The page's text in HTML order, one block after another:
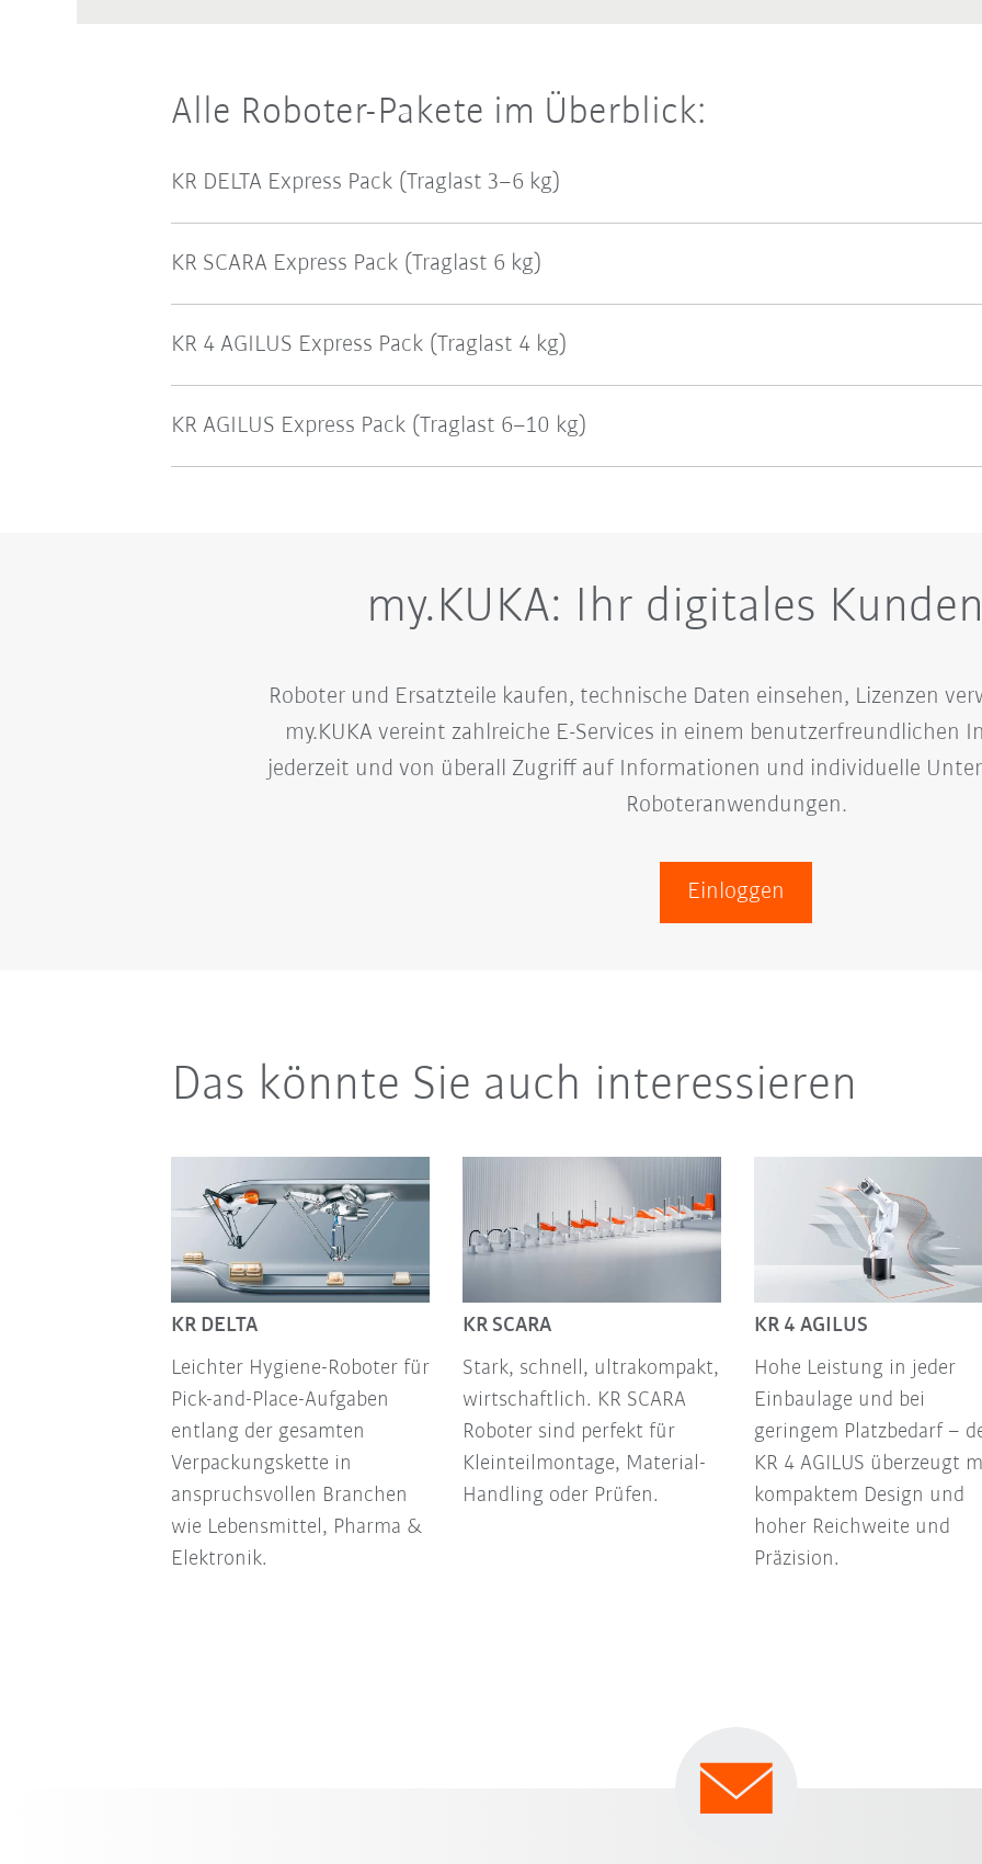
Alle Roboter-Pakete im Überblick:
KR DELTA Express Pack (Traglast 3–6 kg)
KR SCARA Express Pack (Traglast 6 kg)
KR 4 AGILUS Express Pack (Traglast 4 kg)
KR AGILUS Express Pack (Traglast 6–10 kg)
my.KUKA: Ihr digitales
Roboter und Ersatzteile kaufen, technische Daten einsehen, Lizenzen
my.KUKA vereint zahlreiche E-Services in einem benutzerfreundlichen
jederzeit und von überall Zugriff auf Informationen und individuelle
Roboteranwendungen.
Einloggen
Das könnte Sie auch interessieren
KR DELTA
Leichter Hygiene-Roboter für
Pick-and-Place-Aufgaben
entlang der gesamten
Verpackungskette in
anspruchsvollen Branchen
wie Lebensmittel, Pharma &
Elektronik.
KR SCARA
Stark, schnell, ultrakompakt,
wirtschaftlich. KR SCARA
Roboter sind perfekt für
Kleinteilmontage, Material-
Handling oder Prüfen.
KR 4 AGILUS
Hohe Leistung in jeder
Einbaulage und bei
geringem Platzbedarf –
KR 4 AGILUS überzeugt
kompaktem Design und
hoher Reichweite und
Präzision.